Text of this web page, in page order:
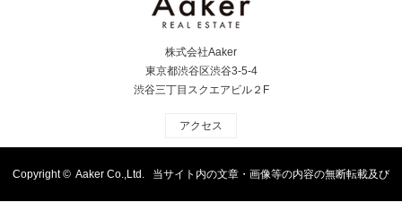
株式会社Aaker
東京都渋谷区渋谷3-5-4
渋谷三丁目スクエアビル２F
アクセス
Copyright © Aaker Co.,Ltd. 当サイト内の文章・画像等の内容の無断転載及び